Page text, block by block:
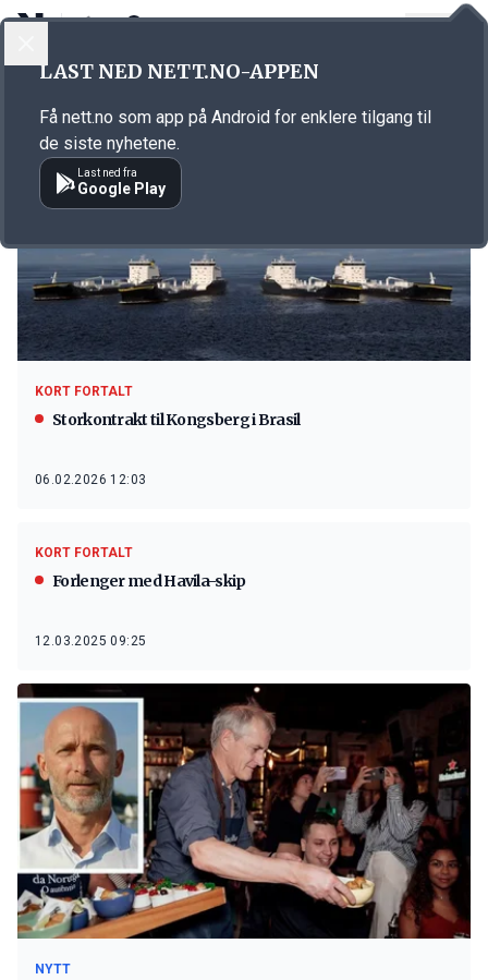
Emne: Brasil
KORT FORTALT
Storkontrakt til Kongsberg i Brasil
06.02.2026 12:03
KORT FORTALT
Forlenger med Havila-skip
12.03.2025 09:25
NYTT
LAST NED NETT.NO-APPEN
Få nett.no som app på Android for enklere tilgang til
de siste nyhetene.
Last ned fra
Google Play